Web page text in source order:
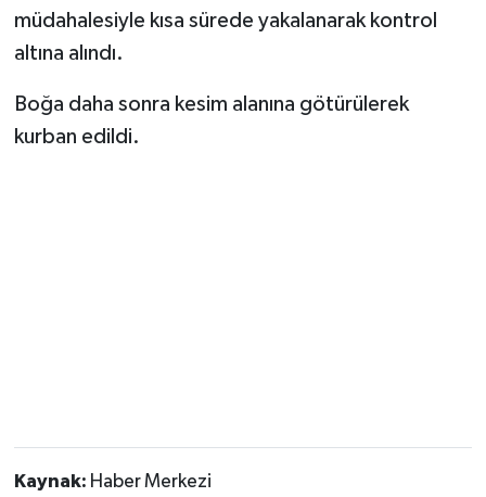
müdahalesiyle kısa sürede yakalanarak kontrol
altına alındı.
Boğa daha sonra kesim alanına götürülerek
kurban edildi.
Kaynak: Haber Merkezi